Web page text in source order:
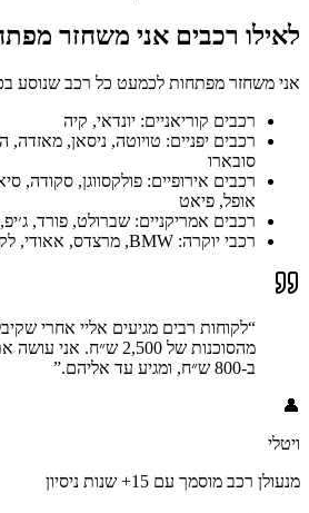
לאילו רכבים אני משחזר
אני משחזר מפתחות לכמעט כל רכב שנוסע
רכבים קוריאניים: יונדאי, קיה
רכבים יפניים: טויוטה, ניסאן, מאזדה,
סובארו
רכבים אירופיים: פולקסווגן, סקודה,
אופל, פיאט
רכבים אמריקניים: שברולט, פורד, ג׳יפ,
רכבי יוקרה: BMW, מרצדס, אאודי, לקסוס, וולוו
“לקוחות רבים מגיעים אליי אחרי
מהסוכנות של 2,500 ש״ח.
ב-800 ש״ח, ומגיע עד אליהם.
”
👤
ויטלי
מנעולן רכב מוסמך עם 15+ שנות ניסיון